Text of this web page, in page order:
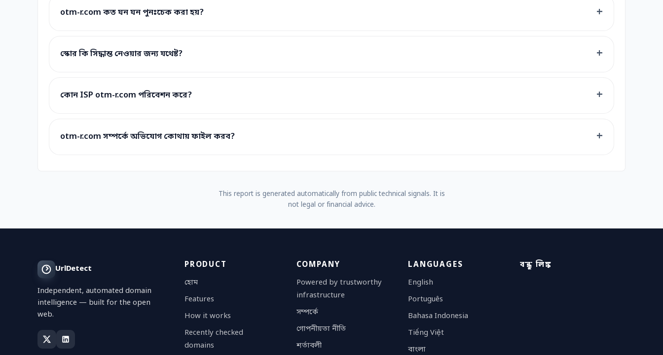
otm-r.com কত ঘন ঘন পুনঃচেক করা হয়?
স্কোর কি সিদ্ধান্ত নেওয়ার জন্য যথেষ্ট?
কোন ISP otm-r.com পরিবেশন করে?
otm-r.com সম্পর্কে অভিযোগ কোথায় ফাইল করব?
This report is generated automatically from public technical signals. It is
not legal or financial advice.
UrlDetect
Independent, automated domain
intelligence — built for the open
web.
PRODUCT
হোম
Features
How it works
Recently checked
domains
COMPANY
Powered by trustworthy
infrastructure
সম্পর্কে
গোপনীয়তা নীতি
শর্তাবলী
LANGUAGES
English
Português
Bahasa Indonesia
Tiếng Việt
বাংলা
বন্ধু লিঙ্ক